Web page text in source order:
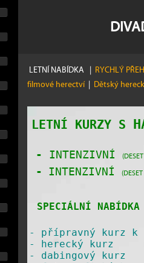
LETNÍ NABÍDKA | RYCHLÝ
filmové herectví | Dětský
LETNÍ KURZY S
- INTENZIVNÍ
-
INTENZIVNÍ
SPECIÁLNÍ
- přípravný kurz k
- herecký kurz
- dabingový kurz